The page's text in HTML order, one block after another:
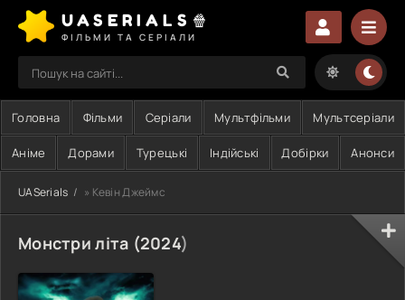
UASERIALS🍿
ФІЛЬМИ ТА СЕРІАЛИ
Головна Фільми Серіали Мультфільми Мультсеріали
Аніме Дорами Турецькі Індійські Добірки Анонси
UASerials » Кевін Джеймс
Монстри літа (2024)